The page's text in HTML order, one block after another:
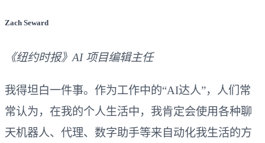
Zach Seward
《纽约时报》AI 项目编辑主任
我得坦白一件事。作为工作中的“AI达人”，人们常
常认为，在我的个人生活中，我肯定会使用各种聊
天机器人、代理、数字助手等来自动化我生活的方